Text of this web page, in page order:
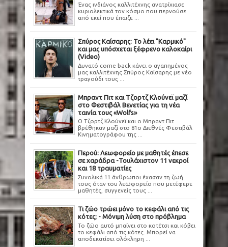
Ένας ινδιάνος καλλιτέχνης ανατρίχιασε
κυριολεκτικά τον κόσμο που περνούσε
από εκεί που έπαιζε ...
Σπύρος Καίσαρης: Το λέει "Καρμικό"
και μας υπόσχεται ξέφρενο καλοκαίρι
(Video)
Δυνατό come back κάνει ο αγαπημένος
μας καλλιτέχνης Σπύρος Καίσαρης με νέο
τραγούδι τους ...
Μπραντ Πιτ και Τζορτζ Κλούνεϊ μαζί
στο Φεστιβάλ Βενετίας για τη νέα
ταινία τους «Wolfs»
Ο Τζορτζ Κλούνεϊ και ο Μπραντ Πιτ
βρέθηκαν μαζί στο 81ο Διεθνές Φεστιβάλ
Κινηματογράφου της ...
Περού: Λεωφορείο με μαθητές έπεσε
σε χαράδρα -Τουλάχιστον 11 νεκροί
και 18 τραυματίες
Συνολικά 11 άνθρωποι έχασαν τη ζωή
τους όταν του λεωφορείο που μετέφερε
μαθητές, συγγενείς τους ...
Τι ζώο τρώει μόνο το κεφάλι από τις
κότες; - Μόνιμη λύση στο πρόβλημα
Το ζώο αυτό μπαίνει στο κοτέτσι και κόβει
το κεφάλι από τις κότες. Μπορεί να
αποδεκατίσει ολόκληρη ...